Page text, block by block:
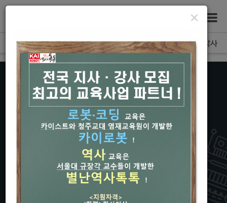
bool(true)
회사소개 교육소개 카이로봇코딩박사
×